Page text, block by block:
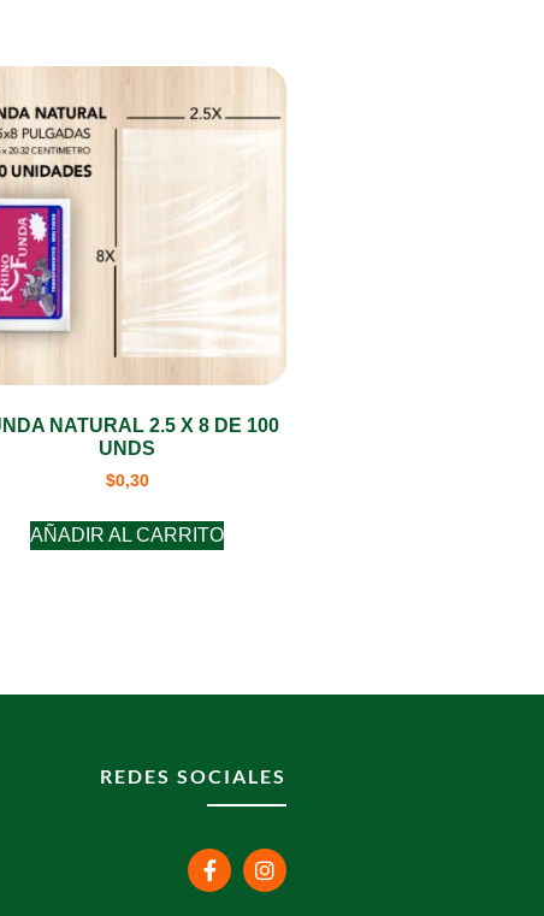
NATURAL 2.5 X 8 DE 100
UNDS
$0,30
AÑADIR AL CARRITO
REDES SOCIALES